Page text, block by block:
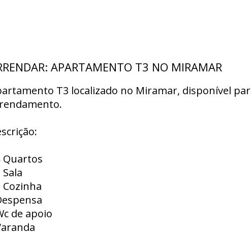
APARTAMENTO T3 NO MIRAMAR
T3 localizado no Miramar, disponível
Quartos
Sala
Cozinha
de apoio